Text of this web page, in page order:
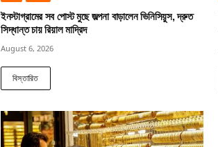
ইনস্টাগ্রামের সব পোস্ট মুছে জল্পনা বাড়ালেন ভিনিসিয়ুস, দ্রুত
সিদ্ধান্ত চায় রিয়াল মাদ্রিদ
August 6, 2026
বিস্তারিত